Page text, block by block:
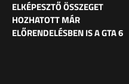
ELKÉPESZTŐ ÖSSZEGET
HOZHATOTT MÁR
ELŐRENDELÉSBEN IS A GTA 6